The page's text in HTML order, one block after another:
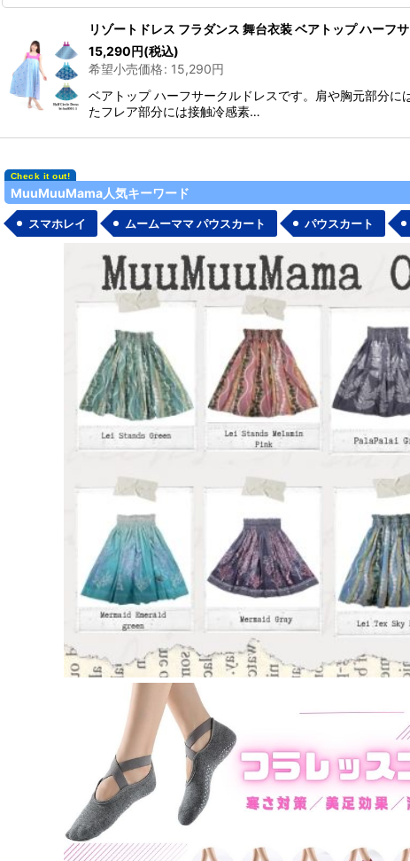
リゾートドレス フラダンス 舞台衣装 ベアトップ ハーフ
15,290円(税込)
希望小売価格: 15,290円
ベアトップ ハーフサークルドレスです。肩や胸元部分
たフレア部分には接触冷感素…
MuuMuuMama人気キーワード
スマホレイ ムームーママ パウスカート パウスカート